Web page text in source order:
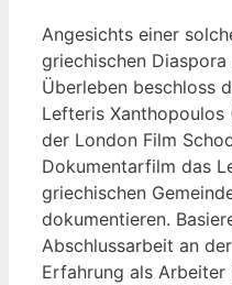
Angesichts einer
griechischen
Überleben beschloss
Lefteris
der London Film
Dokumentarfilm das
griechischen
dokumentieren.
Abschlussarbeit an
Erfahrung als